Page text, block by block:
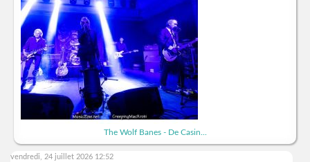
The Wolf Banes - De Casin...
vendredi, 24 juillet 2026 12:52